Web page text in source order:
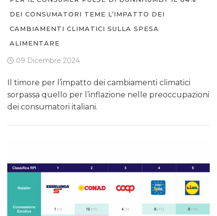
DEI CONSUMATORI TEME L’IMPATTO DEI
CAMBIAMENTI CLIMATICI SULLA SPESA
ALIMENTARE
09 Dicembre 2024
Il timore per l’impatto dei cambiamenti climatici
sorpassa quello per l’inflazione nelle preoccupazioni
dei consumatori italiani.